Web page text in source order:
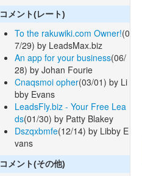
コメント(レート)
To the rakuwiki.com Owner!(0
7/29) by LeadsMax.biz
An app for your business(06/
28) by Johan Fourie
Cnaqsmoi opher(03/01) by Li
bby Evans
LeadsFly.biz - Your Free Lea
ds(01/30) by Patty Blakey
Dszqxbmfe(12/14) by Libby E
vans
コメント(その他)